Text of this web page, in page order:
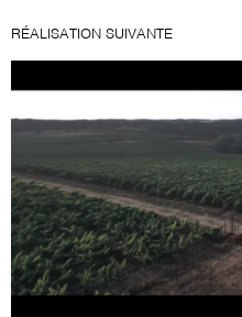
RÉALISATION SUIVANTE